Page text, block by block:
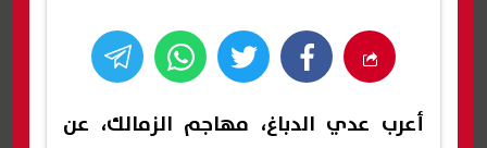
أعرب عدي الدباغ، مهاجم الزمالك، عن